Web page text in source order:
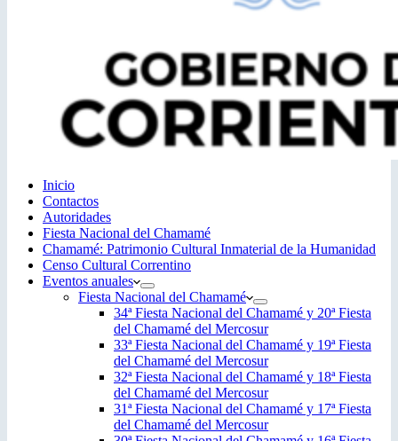
Inicio
Contactos
Autoridades
Fiesta Nacional del Chamamé
Chamamé: Patrimonio Cultural Inmaterial de la Humanidad
Censo Cultural Correntino
Eventos anuales
Fiesta Nacional del Chamamé
34ª Fiesta Nacional del Chamamé y 20ª Fiesta
del Chamamé del Mercosur
33ª Fiesta Nacional del Chamamé y 19ª Fiesta
del Chamamé del Mercosur
32ª Fiesta Nacional del Chamamé y 18ª Fiesta
del Chamamé del Mercosur
31ª Fiesta Nacional del Chamamé y 17ª Fiesta
del Chamamé del Mercosur